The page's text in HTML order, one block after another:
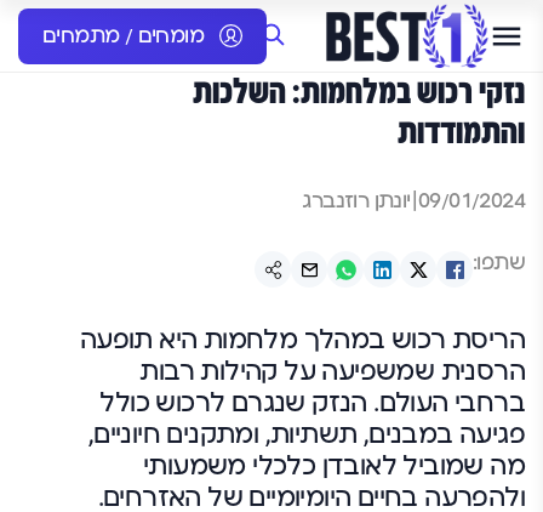
מומחים / מתמחים
נזקי רכוש במלחמות: השלכות
והתמודדות
09/01/2024 יונתן רוזנברג
שתפו:
הריסת רכוש במהלך מלחמות היא תופעה
הרסנית שמשפיעה על קהילות רבות
ברחבי העולם. הנזק שנגרם לרכוש כולל
פגיעה במבנים, תשתיות, ומתקנים חיוניים,
מה שמוביל לאובדן כלכלי משמעותי
ולהפרעה בחיים היומיומיים של האזרחים.